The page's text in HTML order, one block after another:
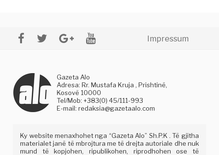
Impressum
Gazeta Alo
Adresa: Rr. Mustafa Kruja , Prishtinë,
Kosovë 10000
Tel/Mob: +383(0) 45/111-993
E-mail:redaksia@gazetaalo.com
Ky website menaxhohet nga “Gazeta Alo” Sh.P.K . Të gjitha
materialet janë të mbrojtura me të drejta autoriale dhe nuk
mund të kopjohen, ripublikohen, riprodhohen ose të